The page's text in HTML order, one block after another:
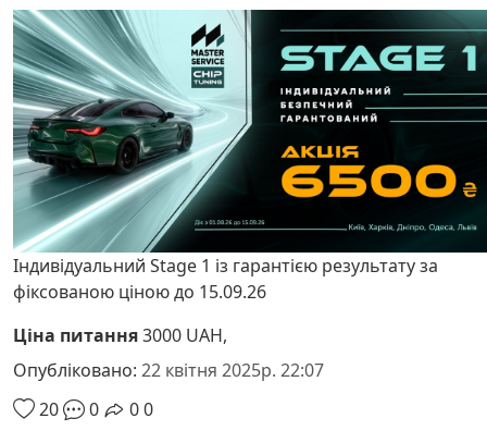
Індивідуальний Stage 1 із гарантією результату за
фіксованою ціною до 15.09.26
Ціна питання3000 UAH,
Опубліковано: 22 квітня 2025р. 22:07
20
0 00